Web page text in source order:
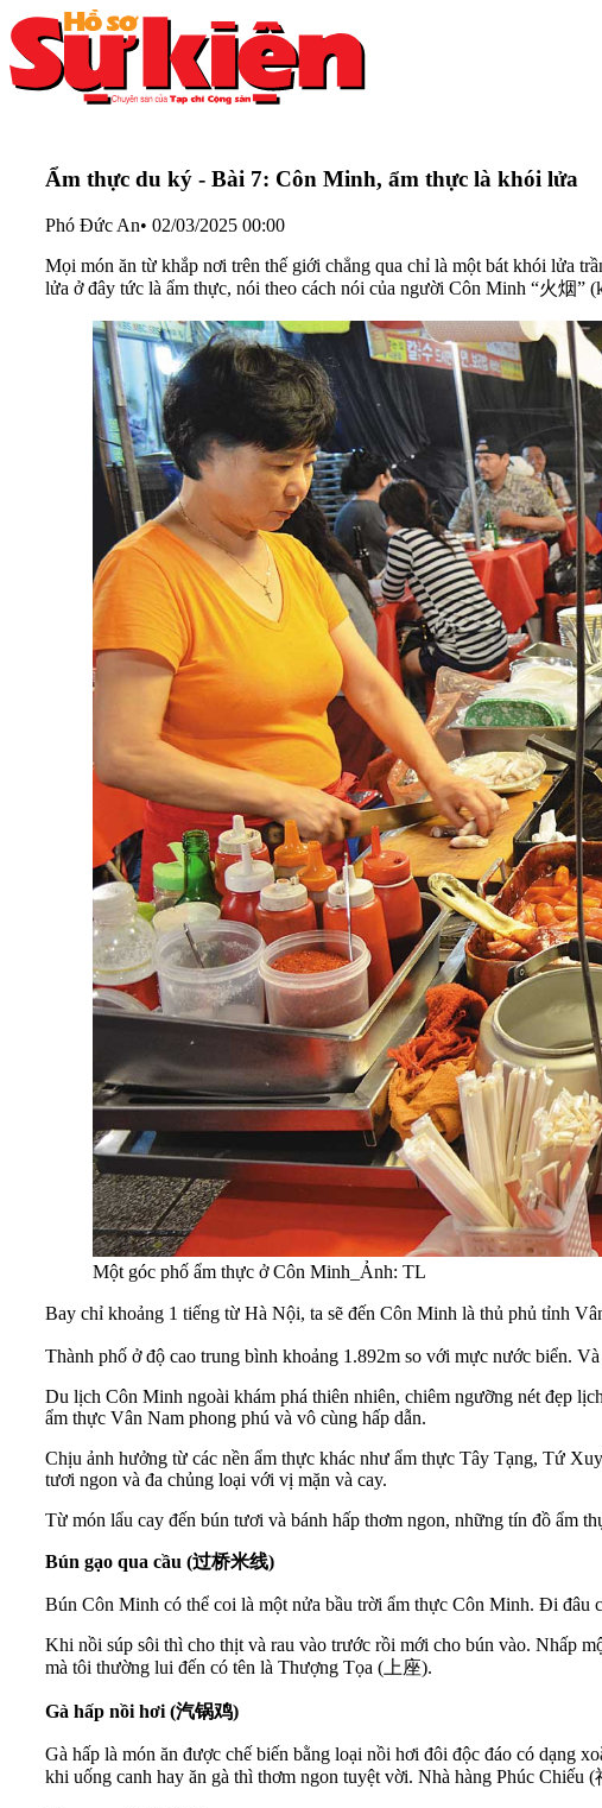
Ẩm thực du ký - Bài 7: Côn Minh, ẩm thực là khói lửa
Phó Đức An• 02/03/2025 00:00
Mọi món ăn từ khắp nơi trên thế giới chẳng qua chỉ là một bát khói lửa
lửa ở đây tức là ẩm thực, nói theo cách nói của người Côn Minh “火烟”
Một góc phố ẩm thực ở Côn Minh_Ảnh: TL
Bay chỉ khoảng 1 tiếng từ Hà Nội, ta sẽ đến Côn Minh là thủ phủ tỉnh
Thành phố ở độ cao trung bình khoảng 1.892m so với mực nước biển.
Du lịch Côn Minh ngoài khám phá thiên nhiên, chiêm ngưỡng nét đẹp
ẩm thực Vân Nam phong phú và vô cùng hấp dẫn.
Chịu ảnh hưởng từ các nền ẩm thực khác như ẩm thực Tây Tạng, Tứ
tươi ngon và đa chủng loại với vị mặn và cay.
Từ món lẩu cay đến bún tươi và bánh hấp thơm ngon, những tín đồ ẩm
Bún gạo qua cầu (过桥米线)
Bún Côn Minh có thể coi là một nửa bầu trời ẩm thực Côn Minh. Đi đâu
Khi nồi súp sôi thì cho thịt và rau vào trước rồi mới cho bún vào. Nhấp
mà tôi thường lui đến có tên là Thượng Tọa (上座).
Gà hấp nồi hơi (汽锅鸡)
Gà hấp là món ăn được chế biến bằng loại nồi hơi đôi độc đáo có dạng
khi uống canh hay ăn gà thì thơm ngon tuyệt vời. Nhà hàng Phúc Chiếu